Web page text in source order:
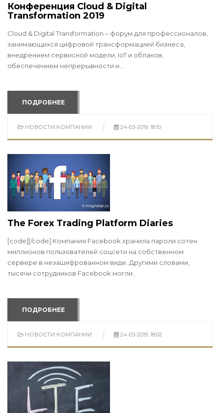
Конференция Cloud & Digital
Transformation 2019
Cloud & Digital Transformation – форум для профессионалов,
занимающихся цифровой трансформацией бизнеса,
внедрением сервисной модели, IoT и облаков,
обеспечением непрерывности и...
ПОДРОБНЕЕ
НОВОСТИ КОМПАНИИ 24-03-2019, 18:10
The Forex Trading Platform Diaries
[code][/code] Компания Facebook хранила пароли сотен
миллионов пользователей соцсети на собственном
сервере в незашифрованном виде. Другими словами,
тысячи сотрудников Facebook могли...
ПОДРОБНЕЕ
НОВОСТИ КОМПАНИИ 24-03-2019, 18:02